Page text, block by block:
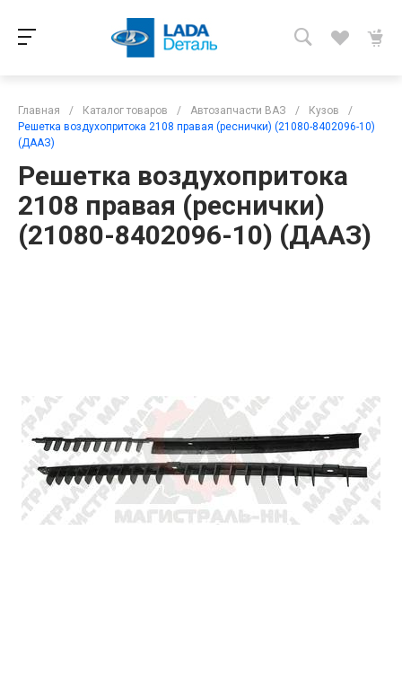
Главная / Каталог товаров / Автозапчасти ВАЗ / Кузов
/
Решетка воздухопритока 2108 правая (реснички) (21080-8402096-10)
(ДААЗ)
Решетка воздухопритока
2108 правая (реснички)
(21080-8402096-10) (ДААЗ)